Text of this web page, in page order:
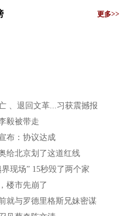
更多>>
、退回文革...习获震撼报
毅被带走
布：协议达成
给北京划了这道红线
现场” 15秒毁了两个家
楼市先崩了
就与罗德里格斯兄妹密谋